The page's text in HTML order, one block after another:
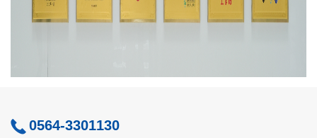
0564-3301130